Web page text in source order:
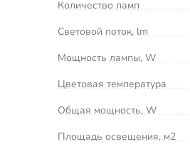
Количество ламп
Световой поток, lm
Мощность лампы, W
Цветовая температура
Общая мощность, W
Площадь освещения, м2